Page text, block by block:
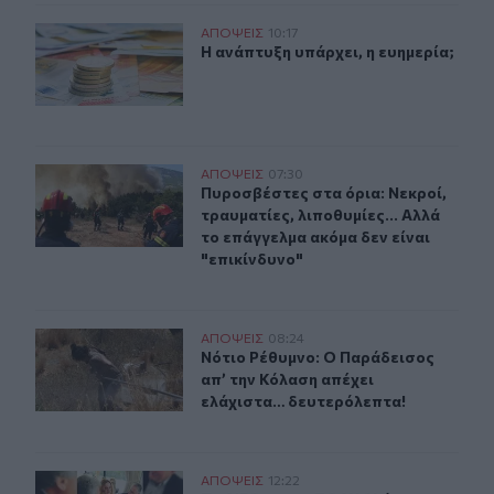
Η ανάπτυξη υπάρχει, η ευημερία;
ΑΠΟΨΕΙΣ 10:17
Η ανάπτυξη υπάρχει, η ευημερία;
Η ανάπτυξη υπάρχει, η ευημερία;
Πυροσβέστες στα όρια: Νεκροί, τραυματίες,
ΑΠΟΨΕΙΣ 07:30
Πυροσβέστες στα όρια: Νεκροί,
Πυροσβέστες στα όρια: Νεκροί,
τραυματίες, λιποθυμίες... Αλλά
το επάγγελμα ακόμα δεν είναι
"επικίνδυνο"
Νότιο Ρέθυμνο: Ο Παράδεισος απ’ την Κόλαση απέχει
ΑΠΟΨΕΙΣ 08:24
Νότιο Ρέθυμνο: Ο Παράδεισος απ’
Νότιο Ρέθυμνο: Ο Παράδεισος
απ’ την Κόλαση απέχει
ελάχιστα… δευτερόλεπτα!
Το ΛΙΓΟ και το ΠΟΛΥ βλάπτουν …
ΑΠΟΨΕΙΣ 12:22